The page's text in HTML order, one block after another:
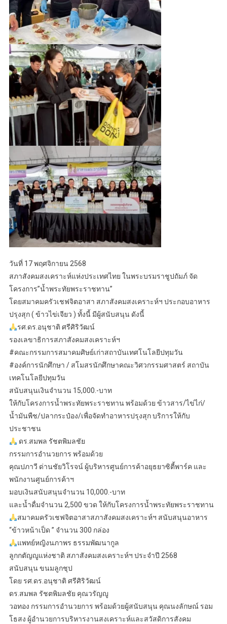
วันที่ 17 พฤศจิกายน 2568
สภาสังคมสงเคราะห์แห่งประเทศไทย ในพระบรมราชูปถัมภ์ จัด
โครงการ”น้ำพระทัยพระราชทาน”
โดยสมาคมครัวเชฟจิตอาสา สภาสังคมสงเคราะห์ฯ ประกอบอาหาร
ปรุงสุก ( ข้าวไข่เจียว ) ทั้งนี้ มีผู้สนับสนุน ดังนี้
รศ.ดร.อนุชาติ ศรีศิริวัฒน์
รองเลขาธิการสภาสังคมสงเคราะห์ฯ
#คณะกรรมการสมาคมศิษย์เก่าสถาบันเทศโนโลยีปทุมวัน
#องค์การนักศึกษา / สโมสรนักศึกษาคณะวิศวกรรมศาสตร์ สถาบัน
เทคโนโลยีปทุมวัน
สนับสนุนเงินจำนวน 15,000.-บาท
ให้กับโครงการน้ำพระทัยพระราชทาน พร้อมด้วย ข้าวสาร/ไข่ไก่/
น้ำมันพืช/ปลากระป๋อง/เพื่อจัดทำอาหารปรุงสุก บริการให้กับ
ประชาชน
ดร.สมพล รัชตพิมลชัย
กรรมการอำนวยการ พร้อมด้วย
คุณปภาวี ด่านชัยวิโรจน์ ผู้บริหารศูนย์การค้าอยุธยาซิตี้พาร์ค และ
พนักงานศูนย์การค้าฯ
มอบเงินสนับสนุนจำนวน 10,000.-บาท
และน้ำดื่มจำนวน 2,500 ขวด ให้กับโครงการน้ำพระทัยพระราชทาน
สมาคมครัวเชฟจิตอาสาสภาสังคมสงเคราะห์ฯ สนับสนุนอาหาร
“ข้าวหน้าเป็ด ” จำนวน 300 กล่อง
แพทย์หญิงนภาพร ธรรมพัฒนากูล
ลูกกตัญญูแห่งชาติ สภาสังคมสงเคราะห์ฯ ประจำปี 2568
สนับสนุน ขนมลูกชุป
โดย รศ.ดร.อนุชาติ ศรีศิริวัฒน์
ดร.สมพล รัชตพิมลชัย คุณวรัญญู
วอทอง กรรมการอำนวยการ พร้อมด้วยผู้สนับสนุน คุณนงลักษณ์ รอม
โธสง ผู้อำนวยการบริหารงานสงเคราะห์และสวัสดิการสังคม